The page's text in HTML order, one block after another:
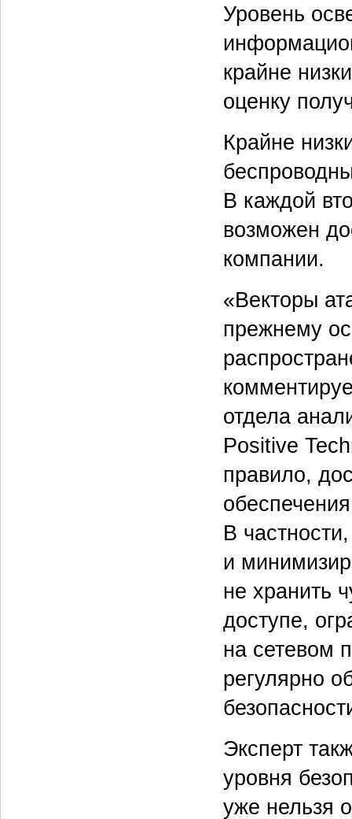
Уровень
крайне
оценку
Крайне
В каждой
возможен
компании.
«Векторы
прежнему
отдела
Positive
правило,
В
и
не хранить
доступе,
на сетевом
регулярно
Эксперт
уровня
уже нельзя